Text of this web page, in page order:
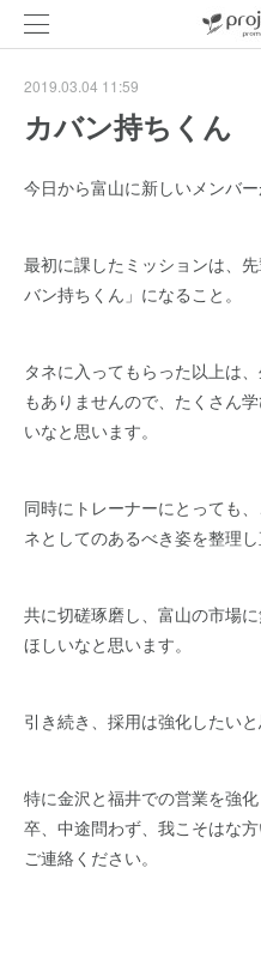
2019.03.04 11:59
カバン持ちくん
今日から富山に新しいメンバー
最初に課したミッションは、
バン持ちくん」になること。
タネに入ってもらった以上は
もありませんので、たくさん
いなと思います。
同時にトレーナーにとっても
ネとしてのあるべき姿を整理
共に切磋琢磨し、富山の市場
ほしいなと思います。
引き続き、採用は強化したいと
特に金沢と福井での営業を強
卒、中途問わず、我こそはな
ご連絡ください。